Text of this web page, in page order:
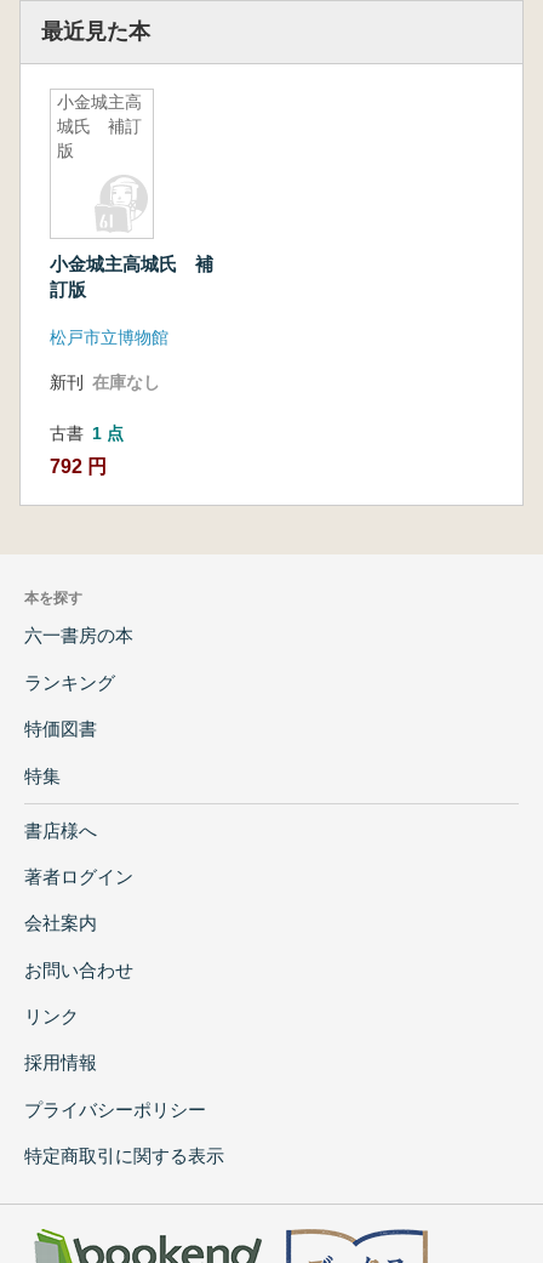
最近見た本
小金城主高
城氏 補訂
版
小金城主高城氏 補
訂版
松戸市立博物館
新刊 在庫なし
古書 1 点
792 円
本を探す
六一書房の本
ランキング
特価図書
特集
書店様へ
著者ログイン
会社案内
お問い合わせ
リンク
採用情報
プライバシーポリシー
特定商取引に関する表示